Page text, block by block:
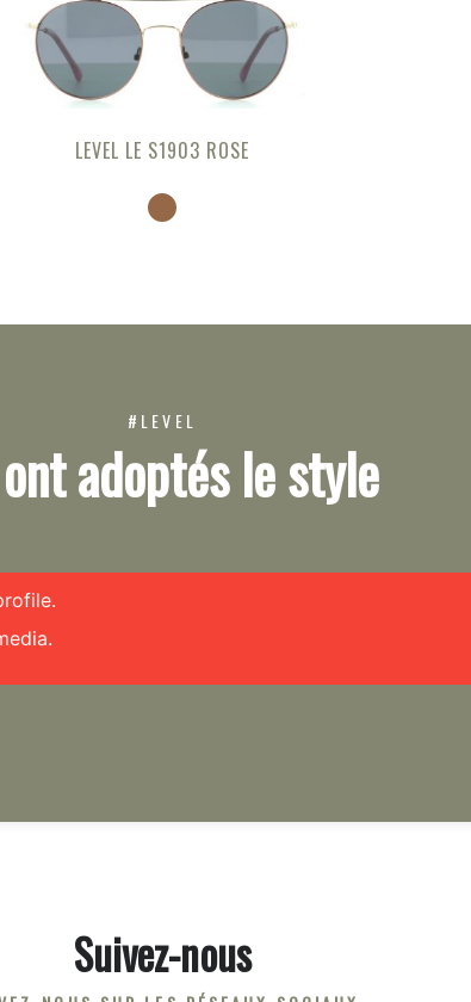
LEVEL LE S1903 ROSE
#LEVEL
adoptés le style
Suivez-nous